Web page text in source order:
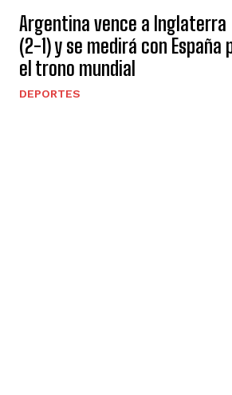
Argentina vence a Inglaterra
(2-1) y se medirá con España
el trono mundial
DEPORTES